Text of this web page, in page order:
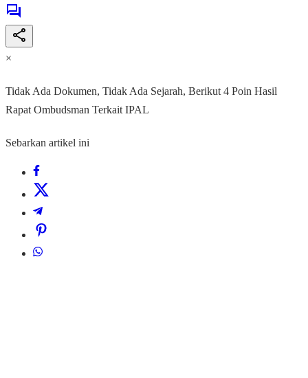
×
Tidak Ada Dokumen, Tidak Ada Sejarah, Berikut 4 Poin Hasil
Rapat Ombudsman Terkait IPAL
Sebarkan artikel ini